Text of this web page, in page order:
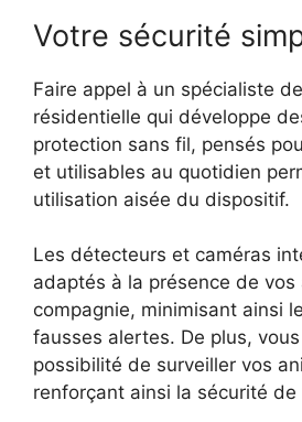
Votre sécurité
Faire appel à un spécialiste
résidentielle qui développe
protection sans fil, pensés
et utilisables au quotidien
utilisation aisée du dispositif.
Les détecteurs et caméras
adaptés à la présence de vos
compagnie, minimisant ainsi
fausses alertes. De plus,
possibilité de surveiller vos
renforçant ainsi la sécurité de